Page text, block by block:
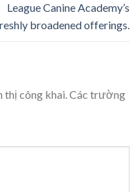
League Canine Academy’s
broadened offerings.
thị công khai.Các trường